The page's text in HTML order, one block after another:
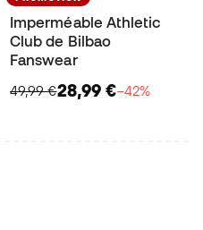
Imperméable Athletic
Club de Bilbao
Fanswear
49,99 €28,99 €−42%